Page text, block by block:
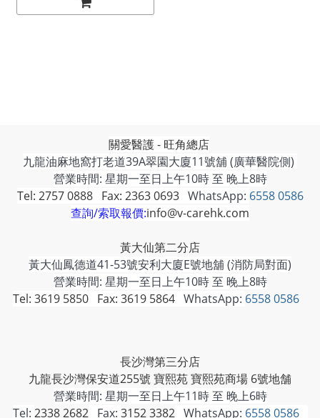
關愛醫護 - 旺角總店
九龍油麻地窩打老道39A翠園大廈11號舖 (廣華醫院側)
營業時間: 星期一至日上午10時 至 晚上8時
Tel: 2757 0888 Fax: 2363 0693WhatsApp: 6558 0586
查詢/索取報價:info@v-carehk.com
黃大仙第二分店
黃大仙鳳德道41-53號安利大廈E號地舖 (消防局對面)
營業時間: 星期一至日上午10時 至 晚上8時
Tel: 3619 5850 Fax: 3619 5864WhatsApp: 6558 0586
長沙灣第三分店
九龍長沙灣保安道255號 寶熙苑 寶熙苑商場 6號地舗
營業時間: 星期一至日上午11時 至 晚上6時
Tel: 2338 2682Fax: 3152 3382WhatsApp: 6558 0586